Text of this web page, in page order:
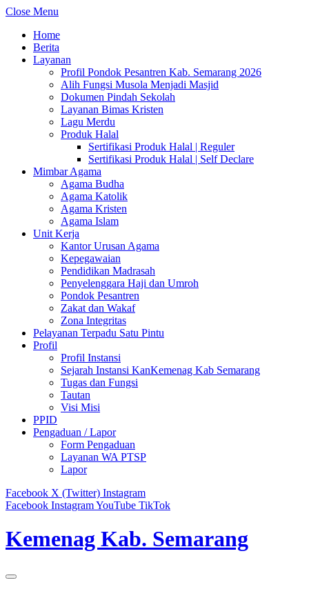
Close Menu
Home
Berita
Layanan
Profil Pondok Pesantren Kab. Semarang 2026
Alih Fungsi Musola Menjadi Masjid
Dokumen Pindah Sekolah
Layanan Bimas Kristen
Lagu Merdu
Produk Halal
Sertifikasi Produk Halal | Reguler
Sertifikasi Produk Halal | Self Declare
Mimbar Agama
Agama Budha
Agama Katolik
Agama Kristen
Agama Islam
Unit Kerja
Kantor Urusan Agama
Kepegawaian
Pendidikan Madrasah
Penyelenggara Haji dan Umroh
Pondok Pesantren
Zakat dan Wakaf
Zona Integritas
Pelayanan Terpadu Satu Pintu
Profil
Profil Instansi
Sejarah Instansi KanKemenag Kab Semarang
Tugas dan Fungsi
Tautan
Visi Misi
PPID
Pengaduan / Lapor
Form Pengaduan
Layanan WA PTSP
Lapor
Facebook X (Twitter) Instagram
Facebook InstagramYouTube TikTok
Kemenag Kab. Semarang